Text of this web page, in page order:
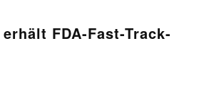
FDA-Fast-Track-